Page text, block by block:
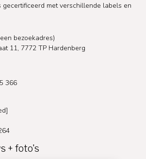
gecertificeerd met verschillende labels en
bezoekadres)
11, 7772 TP Hardenberg
366
+ foto's